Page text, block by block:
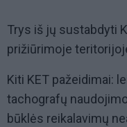
Trys iš jų sustabdyti
prižiūrimoje
Kiti KET pažeidimai:
tachografų
būklės reikalavimų